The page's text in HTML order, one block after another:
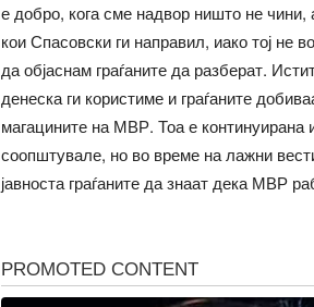
е добро, кога сме надвор ништо не чини,
кои Спасовски ги направил, иако тој не
да објаснам граѓаните да разберат.
денеска ги користиме и граѓаните
магацините на МВР. Тоа е
соопштувале, но во време на лажни
јавноста граѓаните да знаат дека МВР